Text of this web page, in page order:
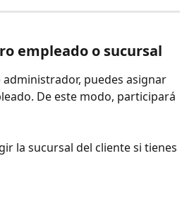
empleado o sucursal
puedes asignar
De este modo, participará
la sucursal del cliente si tienes